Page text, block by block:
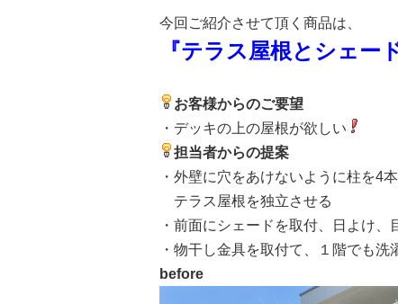
今回ご紹介させて頂く商品は、
『テラス屋根とシェード
お客様からのご要望
・デッキの上の屋根が欲しい
担当者からの提案
・外壁に穴をあけないように柱を4本
テラス屋根を独立させる
・前面にシェードを取付、日よけ、
・物干し金具を取付て、１階でも洗
before